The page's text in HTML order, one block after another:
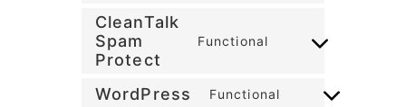
CleanTalk
Spam
Protect
Functional
WordPress Functional